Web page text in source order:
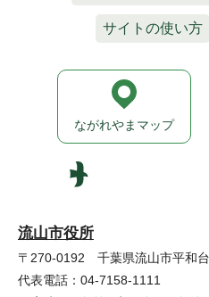
サイトの使い方
流山市役所
〒270-0192 千葉県流山市平和
代表電話：04-7158-1111
ながれやまマップ